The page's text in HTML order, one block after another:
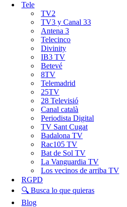
Tele
TV2
TV3 y Canal 33
Antena 3
Telecinco
Divinity
IB3 TV
Betevé
8TV
Telemadrid
25TV
28 Televisió
Canal català
Periodista Digital
TV Sant Cugat
Badalona TV
Rac105 TV
Bat de Sol TV
La Vanguardia TV
Los vecinos de arriba TV
RGPD
🔍 Busca lo que quieras
Blog